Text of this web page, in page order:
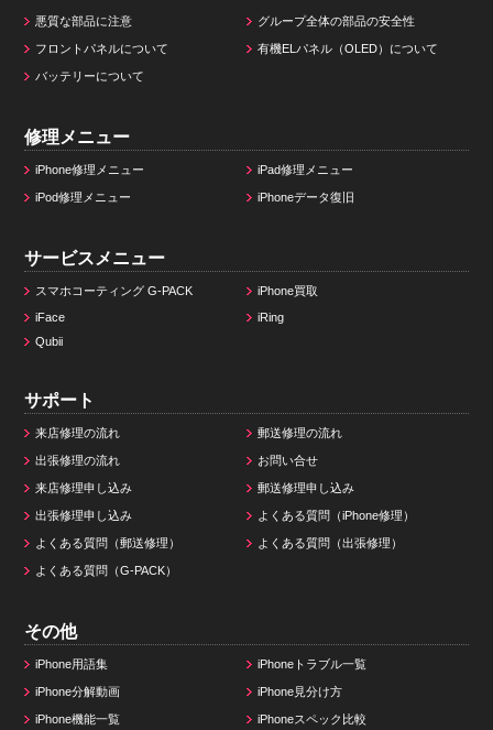
悪質な部品に注意 グループ全体の部品の安全性
フロントパネルについて 有機ELパネル（OLED）について
バッテリーについて
修理メニュー
iPhone修理メニュー iPad修理メニュー
iPod修理メニュー iPhoneデータ復旧
サービスメニュー
スマホコーティング G-PACK
iPhone買取
iFace
iRing
Qubii
サポート
来店修理の流れ 郵送修理の流れ
出張修理の流れ お問い合せ
来店修理申し込み 郵送修理申し込み
出張修理申し込み よくある質問（iPhone修理）
よくある質問（郵送修理） よくある質問（出張修理）
よくある質問（G-PACK）
その他
iPhone用語集 iPhoneトラブル一覧
iPhone分解動画 iPhone見分け方
iPhone機能一覧 iPhoneスペック比較